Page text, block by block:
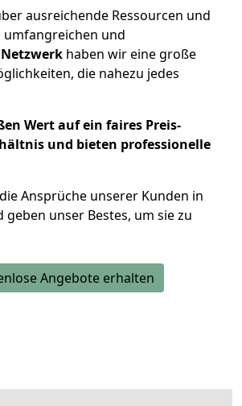
ausreichende Ressourcen und
und
haben wir eine große
die nahezu jedes
Wert auf ein faires Preis-
und bieten professionelle
Ansprüche unserer Kunden in
unser Bestes, um sie zu
Angebote erhalten